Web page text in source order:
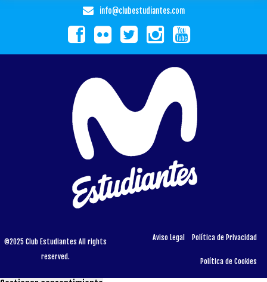
info@clubestudiantes.com
©2025 Club Estudiantes All rights
reserved.
Aviso Legal Política de Privacidad
Política de Cookies